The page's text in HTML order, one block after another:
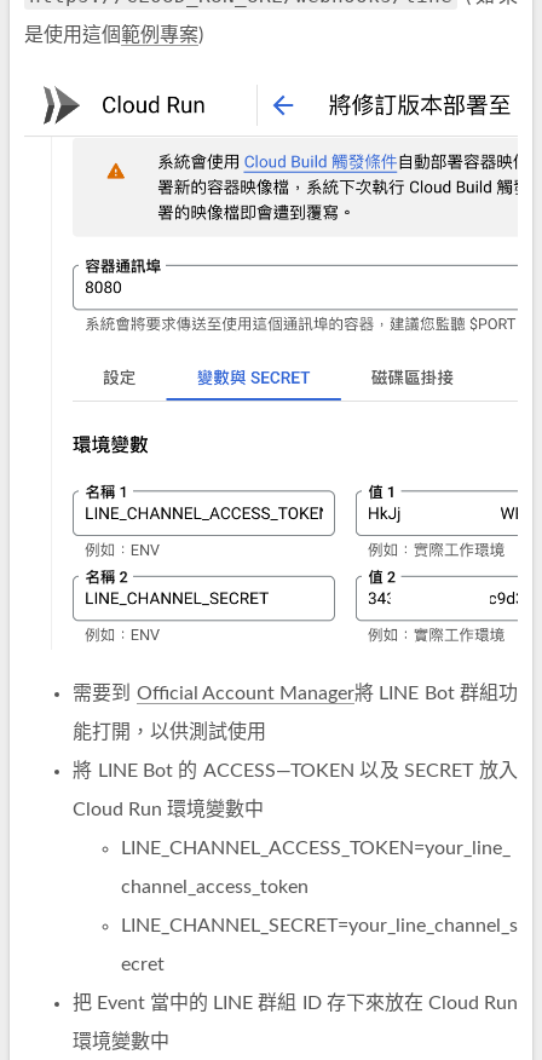
是使用這個 範例專案)
需要到 Official Account Manager將 LINE Bot 群組功
能打開，以供測試使用
將 LINE Bot 的 ACCESS—TOKEN 以及 SECRET 放入
Cloud Run 環境變數中
LINE_CHANNEL_ACCESS_TOKEN=your_line_
channel_access_token
LINE_CHANNEL_SECRET=your_line_channel_s
ecret
把 Event 當中的 LINE 群組 ID 存下來放在 Cloud Run
環境變數中